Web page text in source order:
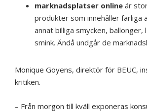
marknadsplatser online är
produkter som innehåller farliga
annat billiga smycken, ballonger,
smink. Ändå undgår de
Monique Goyens, direktör för BEUC,
kritiken.
– Från morgon till kväll exponeras